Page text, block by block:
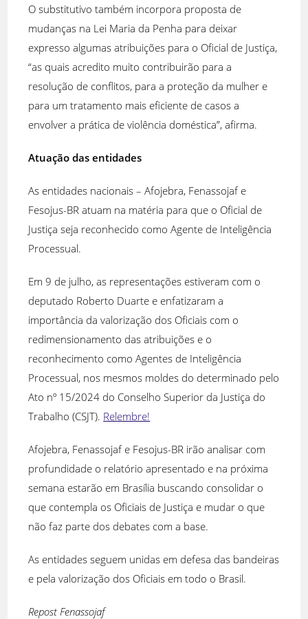
O substitutivo também incorpora proposta de
mudanças na Lei Maria da Penha para deixar
expresso algumas atribuições para o Oficial de Justiça,
“as quais acredito muito contribuirão para a
resolução de conflitos, para a proteção da mulher e
para um tratamento mais eficiente de casos a
envolver a prática de violência doméstica”, afirma.
Atuação das entidades
As entidades nacionais – Afojebra, Fenassojaf e
Fesojus-BR atuam na matéria para que o Oficial de
Justiça seja reconhecido como Agente de Inteligência
Processual.
Em 9 de julho, as representações estiveram com o
deputado Roberto Duarte e enfatizaram a
importância da valorização dos Oficiais com o
redimensionamento das atribuições e o
reconhecimento como Agentes de Inteligência
Processual, nos mesmos moldes do determinado pelo
Ato nº 15/2024 do Conselho Superior da Justiça do
Trabalho (CSJT). Relembre!
Afojebra, Fenassojaf e Fesojus-BR irão analisar com
profundidade o relatório apresentado e na próxima
semana estarão em Brasília buscando consolidar o
que contempla os Oficiais de Justiça e mudar o que
não faz parte dos debates com a base.
As entidades seguem unidas em defesa das bandeiras
e pela valorização dos Oficiais em todo o Brasil.
Repost Fenassojaf